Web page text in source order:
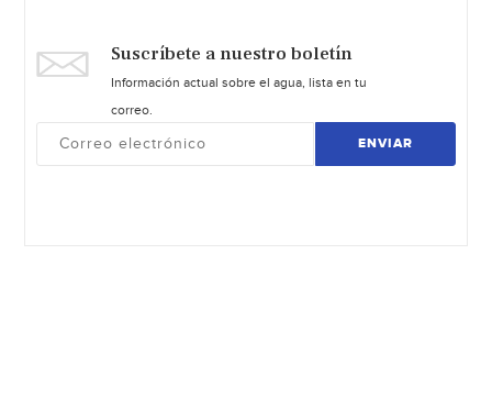
Suscríbete a nuestro boletín
Información actual sobre el agua, lista en tu
correo.
ENVIAR